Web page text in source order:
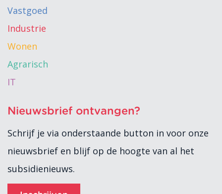
Vastgoed
Industrie
Wonen
Agrarisch
IT
Nieuwsbrief ontvangen?
Schrijf je via onderstaande button in voor onze
nieuwsbrief en blijf op de hoogte van al het
subsidienieuws.